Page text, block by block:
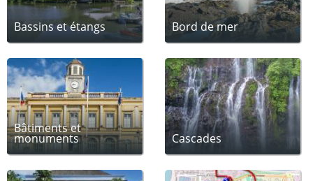
Bassins et étangs Bord de mer
Bâtiments et
monuments Cascades